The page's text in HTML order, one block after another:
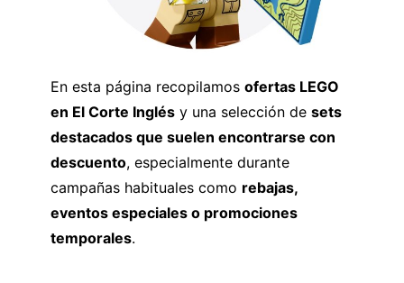
En esta página recopilamos ofertas LEGO
en El Corte Inglésy una selección de sets
destacados que suelen encontrarse con
descuento, especialmente durante
campañas habituales como rebajas,
eventos especiales o promociones
temporales.